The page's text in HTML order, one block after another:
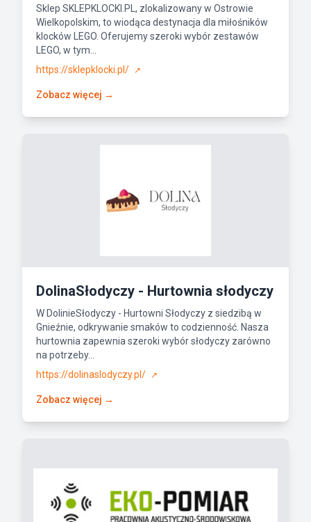
Sklep SKLEPKLOCKI.PL, zlokalizowany w Ostrowie
Wielkopolskim, to wiodąca destynacja dla miłośników
klocków LEGO. Oferujemy szeroki wybór zestawów
LEGO, w tym...
https://sklepklocki.pl/
↗
Zobacz więcej →
DolinaSłodyczy - Hurtownia słodyczy
W DolinieSłodyczy - Hurtowni Słodyczy z siedzibą w
Gnieźnie, odkrywanie smaków to codzienność. Nasza
hurtownia zapewnia szeroki wybór słodyczy zarówno
na potrzeby...
https://dolinaslodyczy.pl/
↗
Zobacz więcej →